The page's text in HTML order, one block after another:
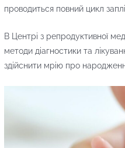
проводиться повний цикл
В Центрі з репродуктивної
методи діагностики та
здійснити мрію про